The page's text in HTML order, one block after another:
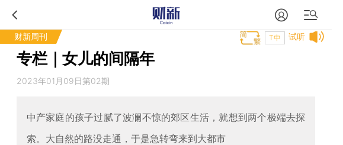
财新周刊 试听
T中
专栏｜女儿的间隔年
2023年01月09日第02期
中产家庭的孩子过腻了波澜不惊的郊区生活，就想到两个极端去探
索。大自然的路没走通，于是急转弯来到大都市